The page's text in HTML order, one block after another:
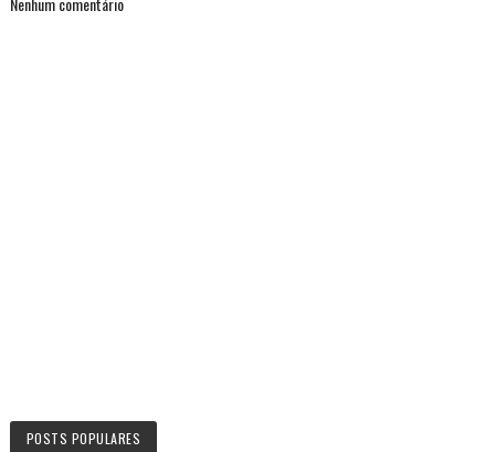
POSTS POPULARES